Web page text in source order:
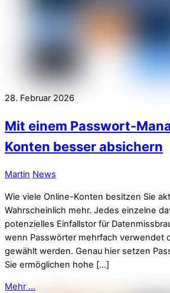
28. Februar 2026
Mit einem Passwort-
Konten besser absichern
Martin News
Wie viele Online-Konten besitzen Sie
Wahrscheinlich mehr. Jedes einzelne
potenzielles Einfallstor für
wenn Passwörter mehrfach verwendet
gewählt werden. Genau hier setzen
Sie ermöglichen hohe […]
Mehr ...